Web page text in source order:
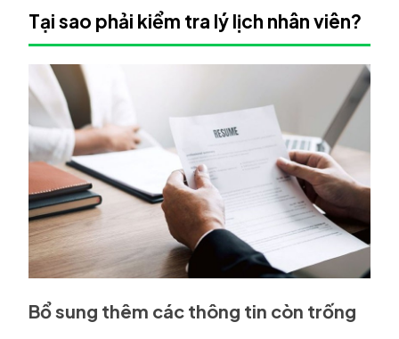
Tại sao phải kiểm tra lý lịch nhân viên?
Bổ sung thêm các thông tin còn trống